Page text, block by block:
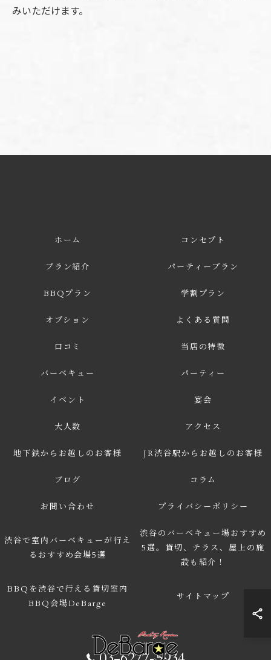
みいただけます。
ホーム コンセプト
プラン紹介 パーティープラン
BBQプラン 学割プラン
オプション よくある質問
口コミ 当店の特徴
バーベキュー パーティー
イベント 宴会
大人数 アクセス
地下鉄からお越しのお客様 JR渋谷駅からお越しのお客様
ブログ コラム
お問い合わせ プライバシーポリシー
渋谷で室内バーベキューが行え
るおすすめ会場5選
渋谷のバーベキュー場おすすめ
5選。貸切、テラス、屋上の施
設も紹介！
BBQを渋谷で行える貸切室内
BBQ会場DeBarge
サイトマップ